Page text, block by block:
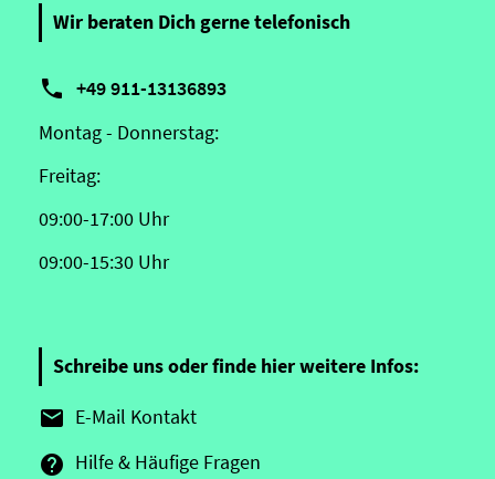
Wir beraten Dich gerne telefonisch
 +49 911-13136893
Montag - Donnerstag:
Freitag:
09:00-17:00 Uhr
09:00-15:30 Uhr
Schreibe uns oder finde hier weitere Infos:
 E-Mail Kontakt
 Hilfe & Häufige Fragen